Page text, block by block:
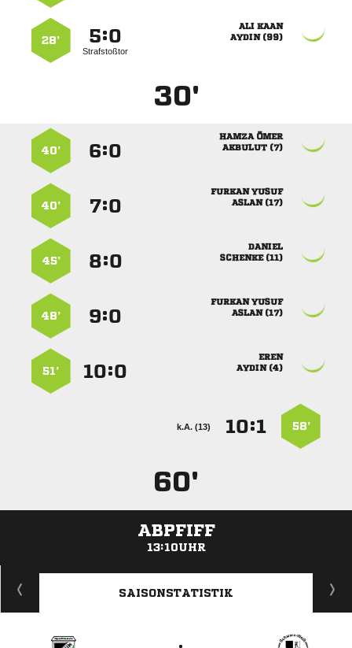
 
 
:
Strafstoßtor
28’
30'
 
 
:
40’
 
 
:
40’

 
:
45’
 
 
:
48’

 
:
51’
58’
:
k.A. (13)
60'
ABPFIFF
13:10UHR
ANZEIGE
SAISONSTATISTIK